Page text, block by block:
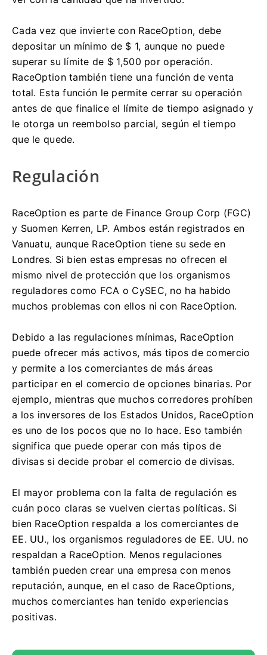
Cada vez que invierte con RaceOption, debe
depositar un mínimo de $ 1, aunque no puede
superar su límite de $ 1,500 por operación.
RaceOption también tiene una función de venta
total. Esta función le permite cerrar su operación
antes de que finalice el límite de tiempo asignado y
le otorga un reembolso parcial, según el tiempo
que le quede.
Regulación
RaceOption es parte de Finance Group Corp (FGC)
y Suomen Kerren, LP. Ambos están registrados en
Vanuatu, aunque RaceOption tiene su sede en
Londres. Si bien estas empresas no ofrecen el
mismo nivel de protección que los organismos
reguladores como FCA o CySEC, no ha habido
muchos problemas con ellos ni con RaceOption.
Debido a las regulaciones mínimas, RaceOption
puede ofrecer más activos, más tipos de comercio
y permite a los comerciantes de más áreas
participar en el comercio de opciones binarias. Por
ejemplo, mientras que muchos corredores prohíben
a los inversores de los Estados Unidos, RaceOption
es uno de los pocos que no lo hace. Eso también
significa que puede operar con más tipos de
divisas si decide probar el comercio de divisas.
El mayor problema con la falta de regulación es
cuán poco claras se vuelven ciertas políticas. Si
bien RaceOption respalda a los comerciantes de
EE. UU., los organismos reguladores de EE. UU. no
respaldan a RaceOption. Menos regulaciones
también pueden crear una empresa con menos
reputación, aunque, en el caso de RaceOptions,
muchos comerciantes han tenido experiencias
positivas.